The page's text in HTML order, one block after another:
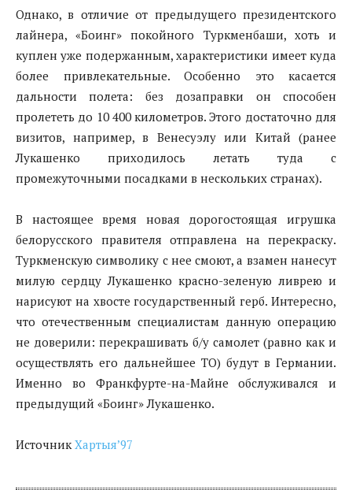
Однако, в отличие от предыдущего президентского
лайнера, «Боинг» покойного Туркменбаши, хоть и
куплен уже подержанным, характеристики имеет куда
более привлекательные. Особенно это касается
дальности полета: без дозаправки он способен
пролететь до 10 400 километров. Этого достаточно для
визитов, например, в Венесуэлу или Китай (ранее
Лукашенко приходилось летать туда с
промежуточными посадками в нескольких странах).
В настоящее время новая дорогостоящая игрушка
белорусского правителя отправлена на перекраску.
Туркменскую символику с нее смоют, а взамен нанесут
милую сердцу Лукашенко красно-зеленую ливрею и
нарисуют на хвосте государственный герб. Интересно,
что отечественным специалистам данную операцию
не доверили: перекрашивать б/у самолет (равно как и
осуществлять его дальнейшее ТО) будут в Германии.
Именно во Франкфурте-на-Майне обслуживался и
предыдущий «Боинг» Лукашенко.
ИсточникХартыя’97